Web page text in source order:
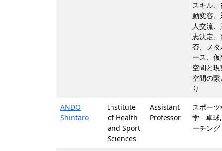
スキル、
動変容、
人交流、
志決定、
否、メタ
ース、仮
空間と現
空間の繋
り
ANDO
Shintaro
Institute
of Health
and Sport
Sciences
Assistant
Professor
スポーツ
学 - 卓球
ーチング